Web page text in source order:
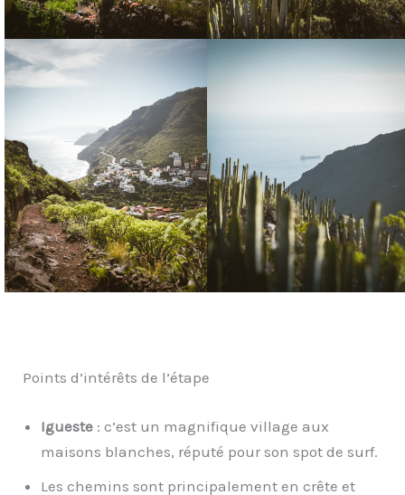
Points d’intérêts de l’étape
Igueste : c’est un magnifique village aux
maisons blanches, réputé pour son spot de surf.
Les chemins sont principalement en crête et